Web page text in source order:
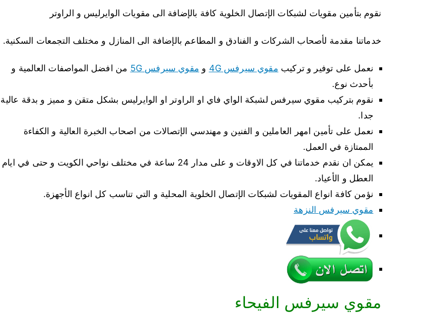
نقوم بتأمين مقويات لشبكات الإتصال الخلوية كافة بالإضافة الى مقويات الوايرليس و الراوتر
خدماتنا مقدمة لأصحاب الشركات و الفنادق و المطاعم بالإضافة الى المنازل و مختلف التجمعات السكنية.
نعمل على توفير و تركيب مقوي سيرفس 4G و مقوي سيرفس 5G
من افضل المواصفات العالمية و
بأحدث نوع.
نقوم بتركيب مقوي سيرفس لشبكة الواي فاي او الراوتر او الوايرليس بشكل متقن و مميز و بدقة عالية
جدا.
نعمل على تأمين امهر العاملين و الفنين و مهندسي الإتصالات من اصحاب الخبرة العالية و الكفاءة
الممتازة في العمل.
يمكن ان نقدم خدماتنا في كل الاوقات و على مدار 24 ساعة في مختلف نواحي الكويت و حتى في ايام
العطل و الأعياد.
نؤمن كافة انواع المقويات لشبكات الإتصال الخلوية المحلية و التي تناسب كل انواع الأجهزة.
مقوي سيرفس النزهة
مقوي سيرفس الفيحاء